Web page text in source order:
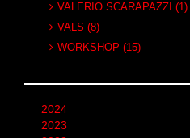
VALERIO SCARAPAZZI (1)
VALS (8)
WORKSHOP (15)
2024
2023